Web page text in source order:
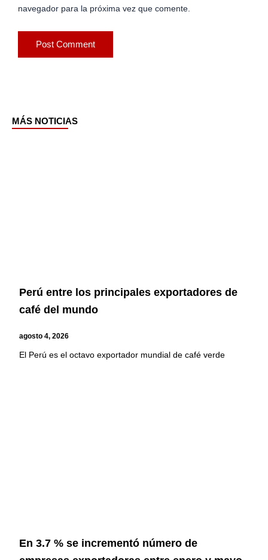
navegador para la próxima vez que comente.
MÁS NOTICIAS
Perú entre los principales exportadores de
café del mundo
agosto 4, 2026
El Perú es el octavo exportador mundial de café verde
En 3.7 % se incrementó número de